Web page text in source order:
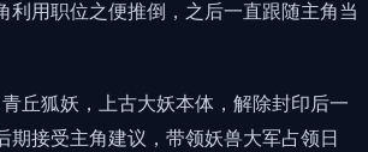
利用职位之便推倒，之后一直跟随主角当
丘狐妖，上古大妖本体，解除封印后一
期接受主角建议，带领妖兽大军占领日